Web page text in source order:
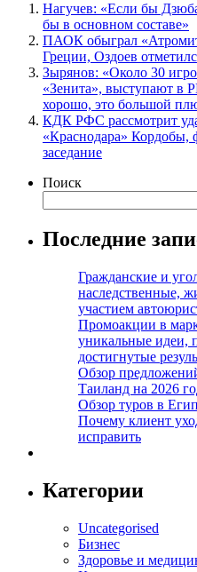
Нагучев: «Если бы
бы в основном составе»
ПАОК обыграл
Греции, Оздоев
Зырянов: «Около 30
«Зенита», выступают в
хорошо, это большой
КДК РФС рассмотрит
«Краснодара» Кордобы,
заседание
Поиск
Последние
Гражданские и
наследственные,
участием
Промоакции в
уникальные идеи,
достигнутые
Обзор
Таиланд на 2026
Обзор туров в
Почему клиент
исправить
Категории
Uncategorised
Бизнес
Здоровье и